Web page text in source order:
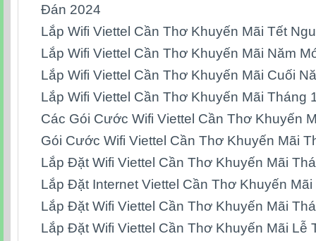
Đán 2024
Lắp Wifi Viettel Cần Thơ Khuyến Mãi Tết
Lắp Wifi Viettel Cần Thơ Khuyến Mãi Năm
Lắp Wifi Viettel Cần Thơ Khuyến Mãi Cuối
Lắp Wifi Viettel Cần Thơ Khuyến Mãi Tháng
Các Gói Cước Wifi Viettel Cần Thơ Khuyến
Gói Cước Wifi Viettel Cần Thơ Khuyến Mãi
Lắp Đặt Wifi Viettel Cần Thơ Khuyến Mãi
Lắp Đặt Internet Viettel Cần Thơ Khuyến
Lắp Đặt Wifi Viettel Cần Thơ Khuyến Mãi
Lắp Đặt Wifi Viettel Cần Thơ Khuyến Mãi Lễ